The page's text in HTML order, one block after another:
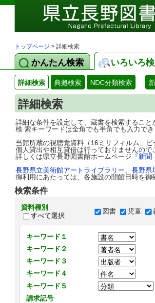
トップページ > 詳細検索
かんたん検索 いろいろ
詳細検索 典拠検索 NDC分類検索
詳細検索
詳細な条件を設定して、蔵書を検索すること
検 索キーワードは全角でも半角でも入力でき
当館所蔵の視聴覚資料（16ミリフィルム、
個人貸出や相互貸借は行っておりませんので
詳しくは県立長野図書館ホームページ 『新
長野県立美術館アートライブラリー
長野県
御利用にあたっては、各施設の開館日時を御
検索条件
資料種別
すべて選択
図書 児童
キーワード１
キーワード２
キーワード３
キーワード４
キーワード５
請求記号